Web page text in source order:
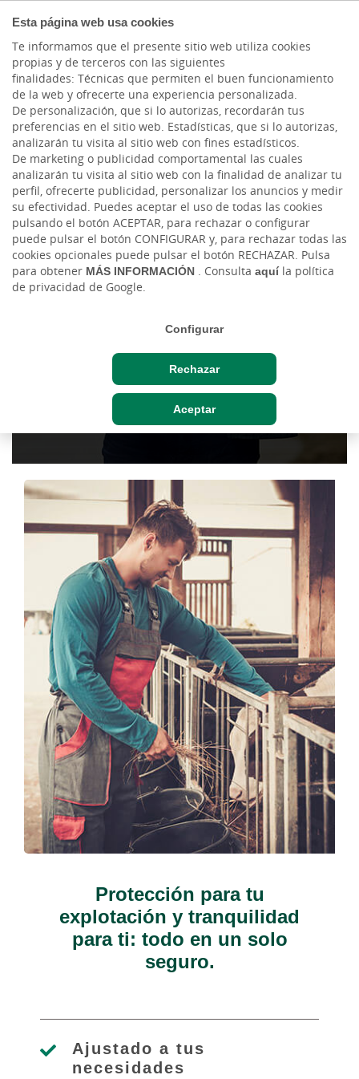
Esta página web usa cookies
Te informamos que el presente sitio web utiliza cookies
propias y de terceros con las siguientes
finalidades: Técnicas que permiten el buen funcionamiento
de la web y ofrecerte una experiencia personalizada.
De personalización, que si lo autorizas, recordarán tus
preferencias en el sitio web. Estadísticas, que si lo autorizas,
analizarán tu visita al sitio web con fines estadísticos.
De marketing o publicidad comportamental las cuales
analizarán tu visita al sitio web con la finalidad de analizar tu
perfil, ofrecerte publicidad, personalizar los anuncios y medir
su efectividad. Puedes aceptar el uso de todas las cookies
pulsando el botón ACEPTAR, para rechazar o configurar
puede pulsar el botón CONFIGURAR y, para rechazar todas las
cookies opcionales puede pulsar el botón RECHAZAR. Pulsa
para obtener MÁS INFORMACIÓN . Consulta aquíla política
de privacidad de Google.
Configurar
Rechazar
Aceptar
SEGUROS
Seguro Agropyme
Un único seguro para todos los riesgos más
habituales de tu explotación
Coberturas diseñadas a la medida de tu
Protección para tu
explotación y tranquilidad
para ti: todo en un solo
seguro.
Ajustado a tus
necesidades